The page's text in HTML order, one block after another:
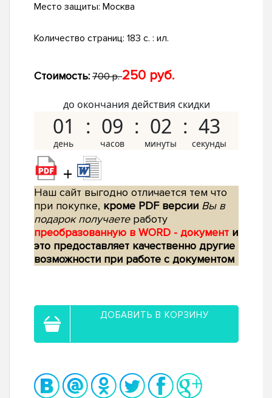
Место защиты: Москва
Количество страниц: 183 с. : ил.
Стоимость: 700 р.250 руб.
до окончания действия скидки
01 09 02 42
+
Наш сайт выгодно отличается тем что
при покупке, кроме PDF версии Вы в
подарок получаетеработу
преобразованную в WORD - документ и
это предоставляет качественно другие
возможности при работе с документом
ДОБАВИТЬ В КОРЗИНУ